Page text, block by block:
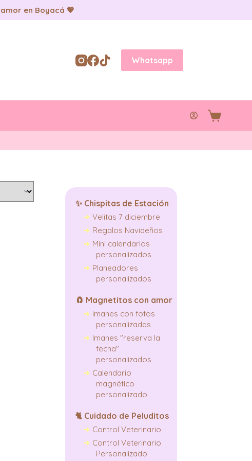
en Boyacá 💖
Whatsapp
Carro
✨ Chispitas de Estación
Velitas 7 diciembre
Regalos Navideños
Mini calendarios
personalizados
Planeadores
personalizados
🧲 Magnetitos con amor
Imanes con fotos
personalizadas
Imanes "reserva la
fecha"
personalizados
Calendario
magnético
personalizado
🐈 Cuidado de Peluditos
Control Veterinario
Control Veterinario
Personalizado